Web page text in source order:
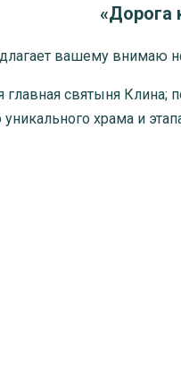
«Дорога
вашему внимаю
святыня Клина;
храма и